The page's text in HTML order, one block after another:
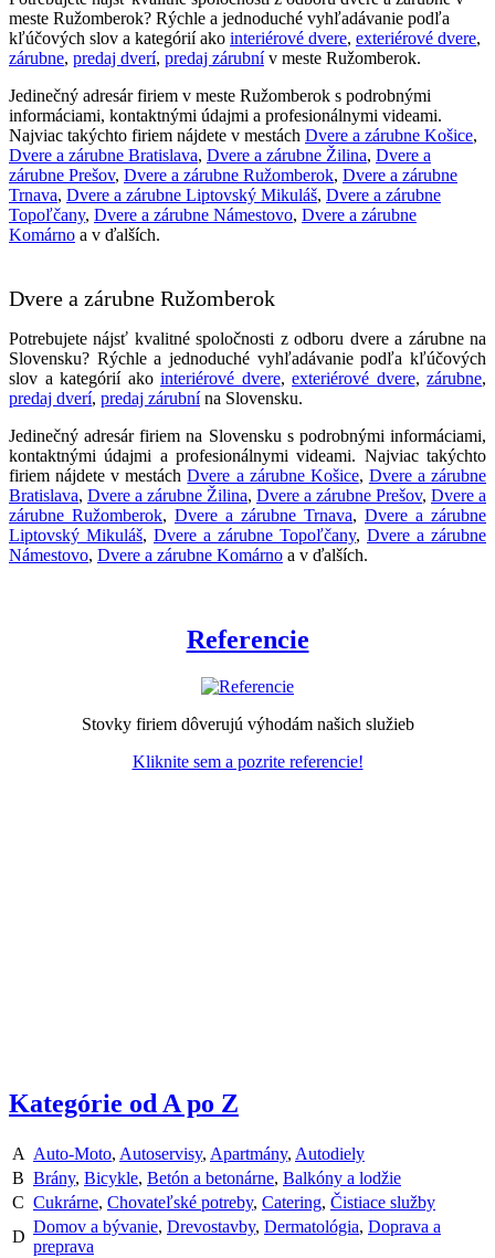
meste Ružomberok? Rýchle a jednoduché vyhľadávanie podľa
kľúčových slov a kategórií ako interiérové dvere, exteriérové dvere,
zárubne, predaj dverí, predaj zárubnív meste Ružomberok.
Jedinečný adresár firiem v meste Ružomberok s podrobnými
informáciami, kontaktnými údajmi a profesionálnymi videami.
Najviac takýchto firiem nájdete v mestách Dvere a zárubne Košice,
Dvere a zárubne Bratislava, Dvere a zárubne Žilina, Dvere a
zárubne Prešov, Dvere a zárubne Ružomberok, Dvere a zárubne
Trnava, Dvere a zárubne Liptovský Mikuláš, Dvere a zárubne
Topoľčany, Dvere a zárubne Námestovo, Dvere a zárubne
Komárno a v ďalších.
Dvere a zárubne Ružomberok
Potrebujete nájsť kvalitné spoločnosti z odboru dvere a zárubne na
Slovensku? Rýchle a jednoduché vyhľadávanie podľa kľúčových
slov a kategórií ako interiérové dvere, exteriérové dvere, zárubne,
predaj dverí, predaj zárubnína Slovensku.
Jedinečný adresár firiem na Slovensku s podrobnými informáciami,
kontaktnými údajmi a profesionálnymi videami. Najviac takýchto
firiem nájdete v mestáchDvere a zárubne Košice, Dvere a zárubne
Bratislava, Dvere a zárubne Žilina, Dvere a zárubne Prešov, Dvere a
zárubne Ružomberok, Dvere a zárubne Trnava, Dvere a zárubne
Liptovský Mikuláš, Dvere a zárubne Topoľčany, Dvere a zárubne
Námestovo, Dvere a zárubne Komárno a v ďalších.
Referencie
Stovky firiem dôverujú výhodám našich služieb
Kliknite sem a pozrite referencie!
Kategórie od A po Z
A Auto-Moto, Autoservisy, Apartmány, Autodiely
B Brány, Bicykle, Betón a betonárne, Balkóny a lodžie
C Cukrárne, Chovateľské potreby, Catering, Čistiace služby
D
Domov a bývanie, Drevostavby, Dermatológia, Doprava a
preprava